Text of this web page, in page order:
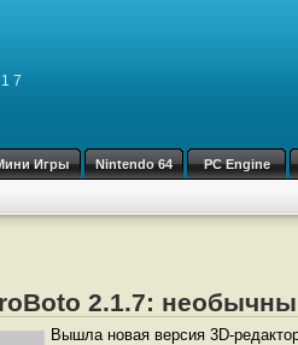
7
Игры Nintendo 64 PC Engine
2.1.7:
Вышла новая версия 3D-